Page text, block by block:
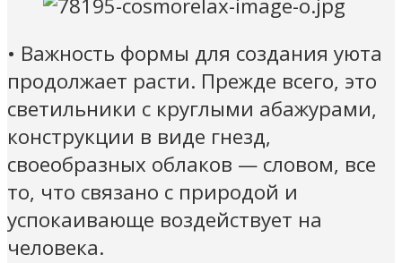
• Важность формы для создания уюта
продолжает расти. Прежде всего, это
светильники с круглыми абажурами,
конструкции в виде гнезд,
своеобразных облаков — словом, все
то, что связано с природой и
успокаивающе воздействует на
человека.